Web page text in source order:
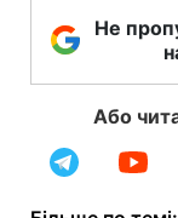
Не
Або